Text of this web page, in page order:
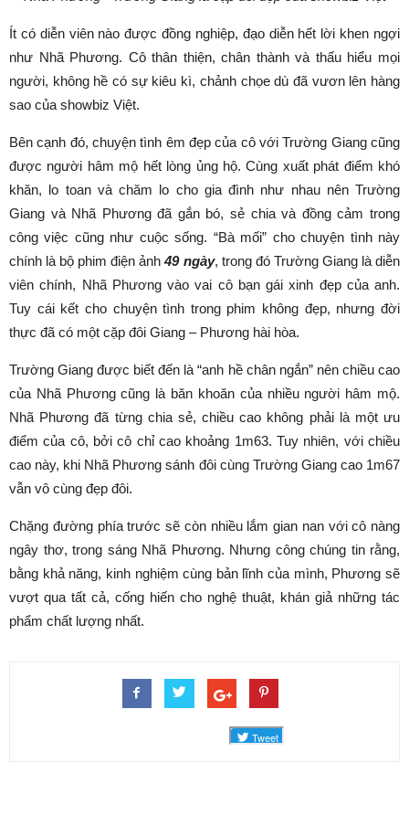
Ít có diễn viên nào được đồng nghiệp, đạo diễn hết lời khen ngợi
như Nhã Phương. Cô thân thiện, chân thành và thấu hiểu mọi
người, không hề có sự kiêu kì, chảnh chọe dù đã vươn lên hàng
sao của showbiz Việt.
Bên cạnh đó, chuyện tình êm đẹp của cô với Trường Giang cũng
được người hâm mộ hết lòng ủng hộ. Cùng xuất phát điểm khó
khăn, lo toan và chăm lo cho gia đình như nhau nên Trường
Giang và Nhã Phương đã gắn bó, sẻ chia và đồng cảm trong
công việc cũng như cuộc sống. “Bà mối” cho chuyện tình này
chính là bộ phim điện ảnh49 ngày, trong đó Trường Giang là diễn
viên chính, Nhã Phương vào vai cô bạn gái xinh đẹp của anh.
Tuy cái kết cho chuyện tình trong phim không đẹp, nhưng đời
thực đã có một cặp đôi Giang – Phương hài hòa.
Trường Giang được biết đến là “anh hề chân ngắn” nên chiều cao
của Nhã Phương cũng là băn khoăn của nhiều người hâm mộ.
Nhã Phương đã từng chia sẻ, chiều cao không phải là một ưu
điểm của cô, bởi cô chỉ cao khoảng 1m63. Tuy nhiên, với chiều
cao này, khi Nhã Phương sánh đôi cùng Trường Giang cao 1m67
vẫn vô cùng đẹp đôi.
Chặng đường phía trước sẽ còn nhiều lắm gian nan với cô nàng
ngây thơ, trong sáng Nhã Phương. Nhưng công chúng tin rằng,
bằng khả năng, kinh nghiệm cùng bản lĩnh của mình, Phương sẽ
vượt qua tất cả, cống hiến cho nghệ thuật, khán giả những tác
phẩm chất lượng nhất.